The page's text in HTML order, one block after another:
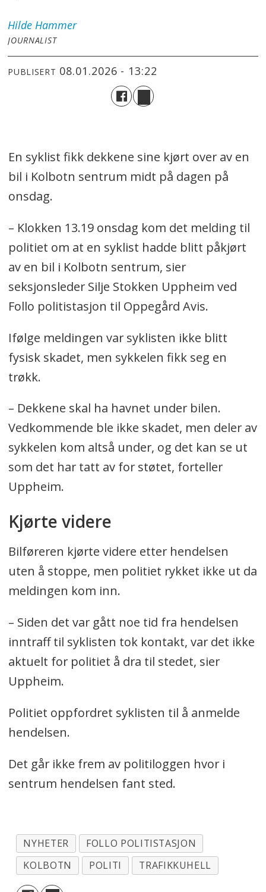
Hilde Hammer
JOURNALIST
PUBLISERT 08.01.2026 - 13:22
En syklist fikk dekkene sine kjørt over av en
bil i Kolbotn sentrum midt på dagen på
onsdag.
– Klokken 13.19 onsdag kom det melding til
politiet om at en syklist hadde blitt påkjørt
av en bil i Kolbotn sentrum, sier
seksjonsleder Silje Stokken Uppheim ved
Follo politistasjon til Oppegård Avis.
Ifølge meldingen var syklisten ikke blitt
fysisk skadet, men sykkelen fikk seg en
trøkk.
– Dekkene skal ha havnet under bilen.
Vedkommende ble ikke skadet, men deler av
sykkelen kom altså under, og det kan se ut
som det har tatt av for støtet, forteller
Uppheim.
Kjørte videre
Bilføreren kjørte videre etter hendelsen
uten å stoppe, men politiet rykket ikke ut da
meldingen kom inn.
– Siden det var gått noe tid fra hendelsen
inntraff til syklisten tok kontakt, var det ikke
aktuelt for politiet å dra til stedet, sier
Uppheim.
Politiet oppfordret syklisten til å anmelde
hendelsen.
Det går ikke frem av politiloggen hvor i
sentrum hendelsen fant sted.
NYHETER
FOLLO POLITISTASJON
KOLBOTN
POLITI TRAFIKKUHELL